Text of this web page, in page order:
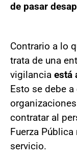
de pasar
Contrario a lo
trata de una
vigilancia está
Esto se debe
contratar al
Fuerza
servicio.